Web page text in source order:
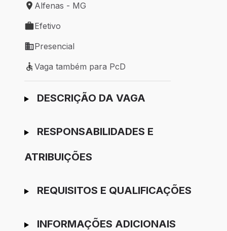
Local de trabalho: Alfenas - MG
Alfenas - MG
Tipo de vaga: Efetivo
Efetivo
Modelo de trabalho: Presencial
Presencial
Vaga também para PcD
Vaga também para PcD
Ir para candidatura
DESCRIÇÃO DA VAGA
RESPONSABILIDADES E
ATRIBUIÇÕES
REQUISITOS E QUALIFICAÇÕES
INFORMAÇÕES ADICIONAIS